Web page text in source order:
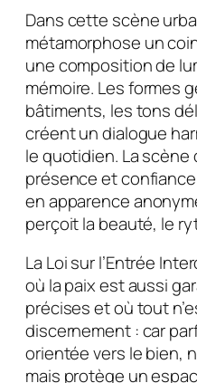
Dans cette scène
métamorphose un
une composition de
mémoire. Les formes
bâtiments, les tons
créent un dialogue
le quotidien. La scène
présence et
en apparence
perçoit la beauté, le
La Loi sur l’Entrée
où la paix est aussi
précises et où tout
discernement : car
orientée vers le bien,
mais protège un